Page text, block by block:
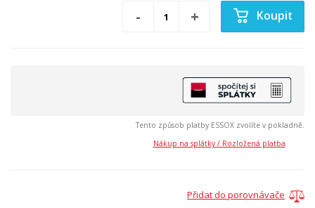
Koupit
Tento způsob platby ESSOX zvolíte v pokladně.
Nákup na splátky / Rozložená platba
Přidat do porovnávače